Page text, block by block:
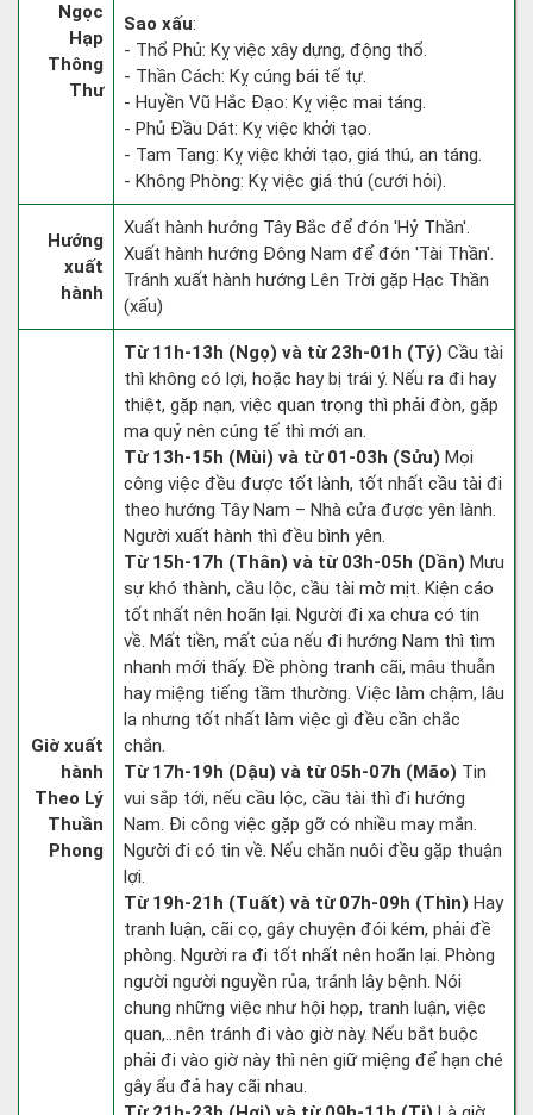
Ngọc
Hạp
Thông
Thư
Sao xấu:
- Thổ Phủ: Kỵ việc xây dựng, động thổ.
- Thần Cách: Kỵ cúng bái tế tự.
- Huyền Vũ Hắc Đạo: Kỵ việc mai táng.
- Phủ Đầu Dát: Kỵ việc khởi tạo.
- Tam Tang: Kỵ việc khởi tạo, giá thú, an táng.
- Không Phòng: Kỵ việc giá thú (cưới hỏi).
Hướng
xuất
hành
Xuất hành hướng Tây Bắc để đón 'Hỷ Thần'.
Xuất hành hướng Đông Nam để đón 'Tài Thần'.
Tránh xuất hành hướng Lên Trời gặp Hạc Thần
(xấu)
Giờ xuất
hành
Theo Lý
Thuần
Phong
Từ 11h-13h (Ngọ) và từ 23h-01h (Tý) Cầu tài
thì không có lợi, hoặc hay bị trái ý. Nếu ra đi hay
thiệt, gặp nạn, việc quan trọng thì phải đòn, gặp
ma quỷ nên cúng tế thì mới an.
Từ 13h-15h (Mùi) và từ 01-03h (Sửu) Mọi
công việc đều được tốt lành, tốt nhất cầu tài đi
theo hướng Tây Nam – Nhà cửa được yên lành.
Người xuất hành thì đều bình yên.
Từ 15h-17h (Thân) và từ 03h-05h (Dần) Mưu
sự khó thành, cầu lộc, cầu tài mờ mịt. Kiện cáo
tốt nhất nên hoãn lại. Người đi xa chưa có tin
về. Mất tiền, mất của nếu đi hướng Nam thì tìm
nhanh mới thấy. Đề phòng tranh cãi, mâu thuẫn
hay miệng tiếng tầm thường. Việc làm chậm, lâu
la nhưng tốt nhất làm việc gì đều cần chắc
chắn.
Từ 17h-19h (Dậu) và từ 05h-07h (Mão) Tin
vui sắp tới, nếu cầu lộc, cầu tài thì đi hướng
Nam. Đi công việc gặp gỡ có nhiều may mắn.
Người đi có tin về. Nếu chăn nuôi đều gặp thuận
lợi.
Từ 19h-21h (Tuất) và từ 07h-09h (Thìn) Hay
tranh luận, cãi cọ, gây chuyện đói kém, phải đề
phòng. Người ra đi tốt nhất nên hoãn lại. Phòng
người người nguyền rủa, tránh lây bệnh. Nói
chung những việc như hội họp, tranh luận, việc
quan,…nên tránh đi vào giờ này. Nếu bắt buộc
phải đi vào giờ này thì nên giữ miệng để hạn ché
gây ẩu đả hay cãi nhau.